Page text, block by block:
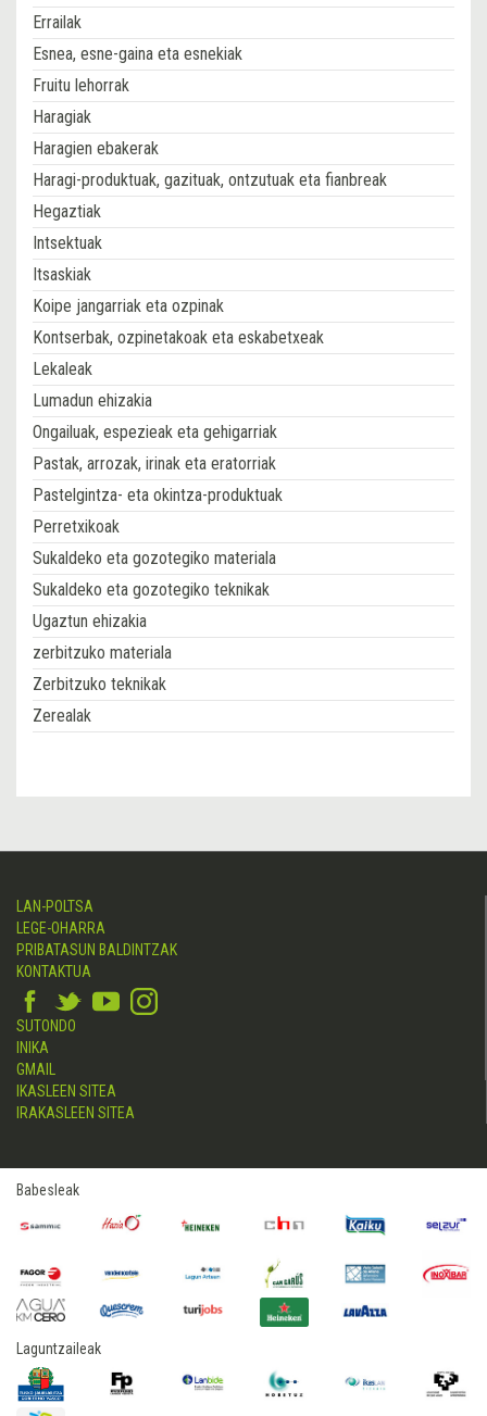
Errailak
Esnea, esne-gaina eta esnekiak
Fruitu lehorrak
Haragiak
Haragien ebakerak
Haragi-produktuak, gazituak, ontzutuak eta fianbreak
Hegaztiak
Intsektuak
Itsaskiak
Koipe jangarriak eta ozpinak
Kontserbak, ozpinetakoak eta eskabetxeak
Lekaleak
Lumadun ehizakia
Ongailuak, espezieak eta gehigarriak
Pastak, arrozak, irinak eta eratorriak
Pastelgintza- eta okintza-produktuak
Perretxikoak
Sukaldeko eta gozotegiko materiala
Sukaldeko eta gozotegiko teknikak
Ugaztun ehizakia
zerbitzuko materiala
Zerbitzuko teknikak
Zerealak
LAN-POLTSA
LEGE-OHARRA
PRIBATASUN BALDINTZAK
KONTAKTUA
SUTONDO
INIKA
GMAIL
IKASLEEN SITEA
IRAKASLEEN SITEA
Babesleak
Laguntzaileak